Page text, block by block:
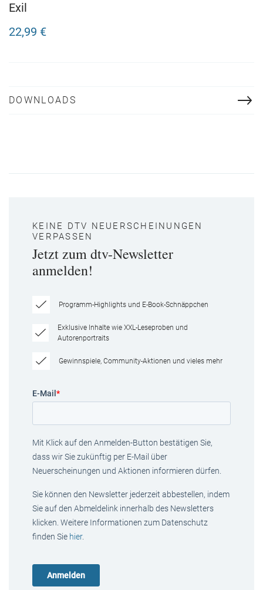
Exil
22,99 €
DOWNLOADS
KEINE DTV NEUERSCHEINUNGEN
VERPASSEN
Jetzt zum dtv-Newsletter
anmelden!
Programm-Highlights und E-Book-Schnäppchen
Exklusive Inhalte wie XXL-Leseproben und
Autorenportraits
Gewinnspiele, Community-Aktionen und vieles mehr
E-Mail *
Mit Klick auf den Anmelden-Button bestätigen Sie,
dass wir Sie zukünftig per E-Mail über
Neuerscheinungen und Aktionen informieren dürfen.
Sie können den Newsletter jederzeit abbestellen, indem
Sie auf den Abmeldelink innerhalb des Newsletters
klicken. Weitere Informationen zum Datenschutz
finden Sie hier.